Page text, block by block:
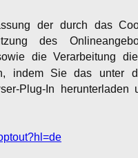
der durch das
des
die Verarbeitung
indem Sie das unter
Plug-In herunterladen